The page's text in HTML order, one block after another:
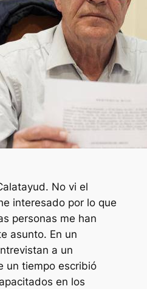
No vi el
interesado por lo que
personas me han
asunto. En un
a un
un tiempo escribió
en los